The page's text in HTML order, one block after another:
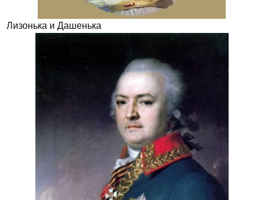
Лизонька и Дашенька